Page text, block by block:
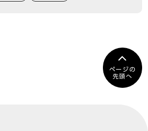
ページの
先頭へ